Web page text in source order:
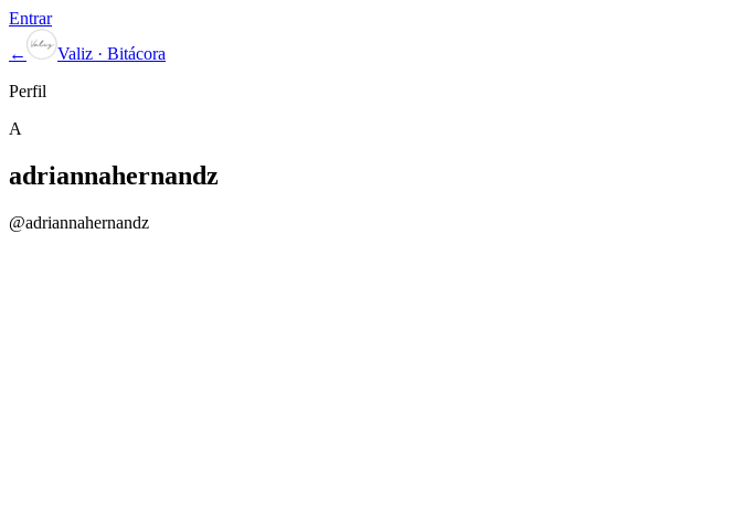
Entrar
←
Valiz · Bitácora
Perfil
A
adriannahernandz
@adriannahernandz